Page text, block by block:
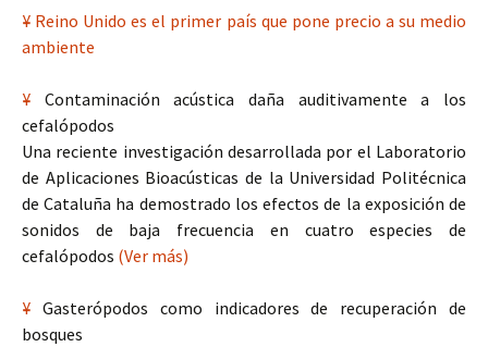
¥ Reino Unido es el primer país que pone precio a su medio
ambiente
¥ Contaminación acústica daña auditivamente a los
cefalópodos
Una reciente investigación desarrollada por el Laboratorio
de Aplicaciones Bioacústicas de la Universidad Politécnica
de Cataluña ha demostrado los efectos de la exposición de
sonidos de baja frecuencia en cuatro especies de
cefalópodos (Ver más)
¥ Gasterópodos como indicadores de recuperación de
bosques